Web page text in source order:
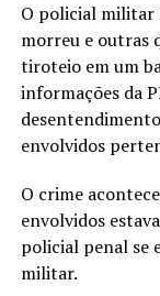
O policial militar
morreu e outras
tiroteio em um
informações da
envolvidos
O crime
envolvidos
policial penal se
militar.